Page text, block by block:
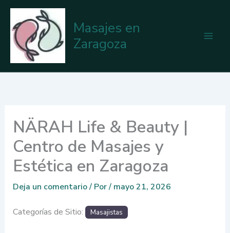
contenido
Masajes en
Zaragoza
NÄRAH Life & Beauty |
Centro de Masajes y
Estética en Zaragoza
Deja un comentario/ Por/ mayo 21, 2026
Categorías de Sitio: Masajistas